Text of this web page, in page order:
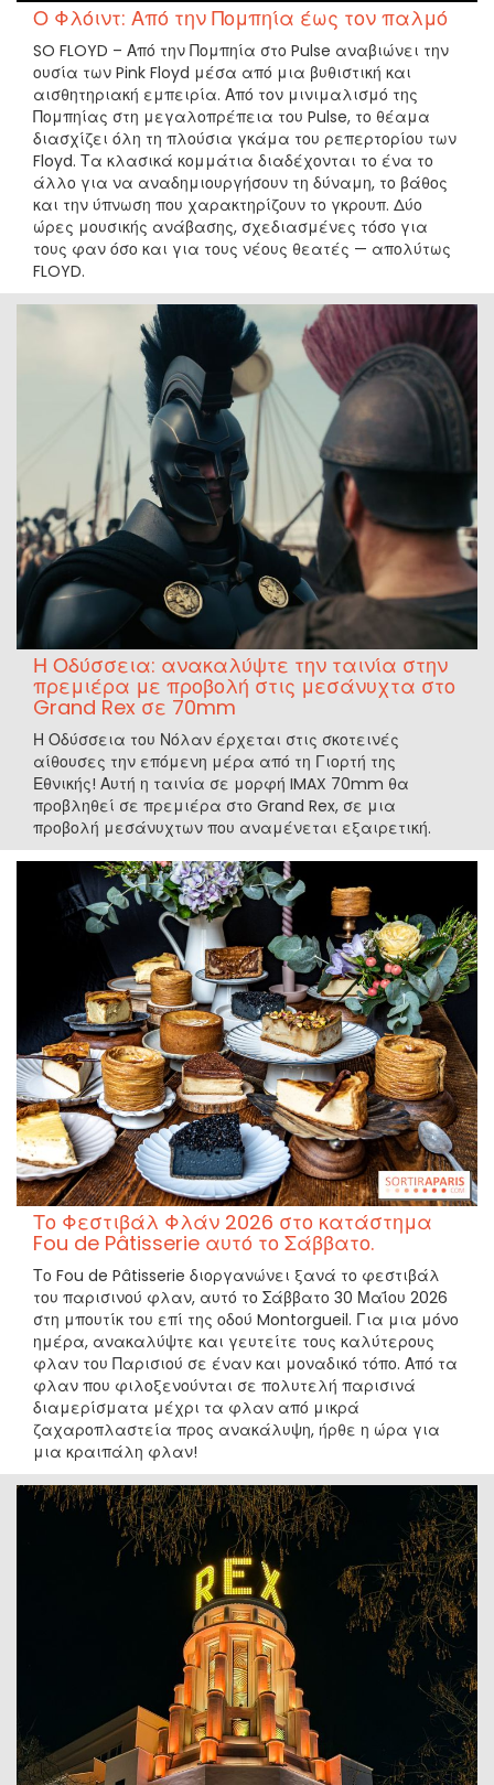
Ο Φλόιντ: Από την Πομπηία έως τον παλμό
SO FLOYD – Από την Πομπηία στο Pulse αναβιώνει την
ουσία των Pink Floyd μέσα από μια βυθιστική και
αισθητηριακή εμπειρία. Από τον μινιμαλισμό της
Πομπηίας στη μεγαλοπρέπεια του Pulse, το θέαμα
διασχίζει όλη τη πλούσια γκάμα του ρεπερτορίου των
Floyd. Τα κλασικά κομμάτια διαδέχονται το ένα το
άλλο για να αναδημιουργήσουν τη δύναμη, το βάθος
και την ύπνωση που χαρακτηρίζουν το γκρουπ. Δύο
ώρες μουσικής ανάβασης, σχεδιασμένες τόσο για
τους φαν όσο και για τους νέους θεατές — απολύτως
FLOYD.
Η Οδύσσεια: ανακαλύψτε την ταινία στην
πρεμιέρα με προβολή στις μεσάνυχτα στο
Grand Rex σε 70mm
Η Οδύσσεια του Νόλαν έρχεται στις σκοτεινές
αίθουσες την επόμενη μέρα από τη Γιορτή της
Εθνικής! Αυτή η ταινία σε μορφή IMAX 70mm θα
προβληθεί σε πρεμιέρα στο Grand Rex, σε μια
προβολή μεσάνυχτων που αναμένεται εξαιρετική.
Το Φεστιβάλ Φλάν 2026 στο κατάστημα
Fou de Pâtisserie αυτό το Σάββατο.
Το Fou de Pâtisserie διοργανώνει ξανά το φεστιβάλ
του παρισινού φλαν, αυτό το Σάββατο 30 Μαΐου 2026
στη μπουτίκ του επί της οδού Montorgueil. Για μια μόνο
ημέρα, ανακαλύψτε και γευτείτε τους καλύτερους
φλαν του Παρισιού σε έναν και μοναδικό τόπο. Από τα
φλαν που φιλοξενούνται σε πολυτελή παρισινά
διαμερίσματα μέχρι τα φλαν από μικρά
ζαχαροπλαστεία προς ανακάλυψη, ήρθε η ώρα για
μια κραιπάλη φλαν!